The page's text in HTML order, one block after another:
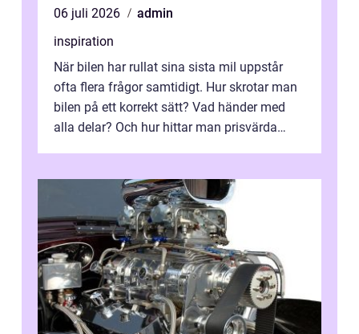
06 juli 2026
admin
inspiration
När bilen har rullat sina sista mil uppstår
ofta flera frågor samtidigt. Hur skrotar man
bilen på ett korrekt sätt? Vad händer med
alla delar? Och hur hittar man prisvärda